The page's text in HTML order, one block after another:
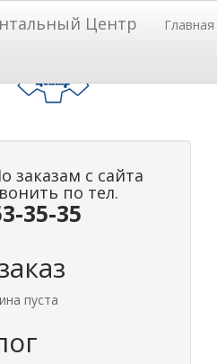
Центр Главная
заказам с сайта
по тел.
35-35
пуста